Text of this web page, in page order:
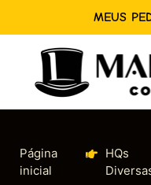
MEUS
Página
inicial
HQs